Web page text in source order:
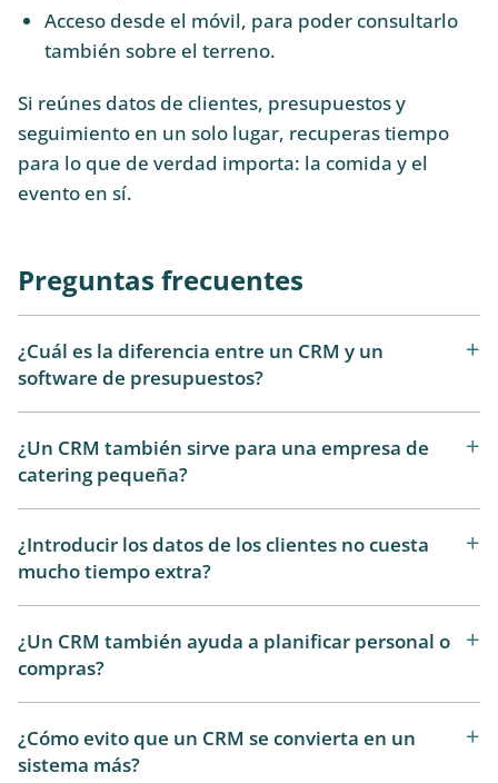
Acceso desde el móvil, para poder consultarlo
también sobre el terreno.
Si reúnes datos de clientes, presupuestos y
seguimiento en un solo lugar, recuperas tiempo
para lo que de verdad importa: la comida y el
evento en sí.
Preguntas frecuentes
¿Cuál es la diferencia entre un CRM y un
software de presupuestos?
¿Un CRM también sirve para una empresa de
catering pequeña?
¿Introducir los datos de los clientes no cuesta
mucho tiempo extra?
¿Un CRM también ayuda a planificar personal o
compras?
¿Cómo evito que un CRM se convierta en un
sistema más?